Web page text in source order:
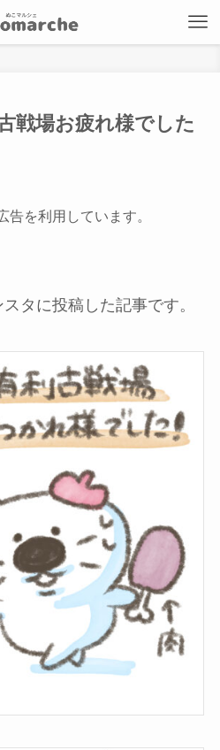
戦場お疲れ様でした
を利用しています。
タに投稿した記事です。